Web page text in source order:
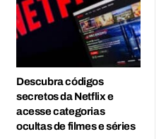
Descubra códigos
secretos da Netflix e
acesse categorias
ocultas de filmes e séries